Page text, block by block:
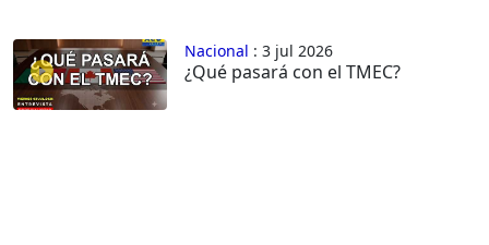
Nacional : 3 jul 2026
¿Qué pasará con el TMEC?